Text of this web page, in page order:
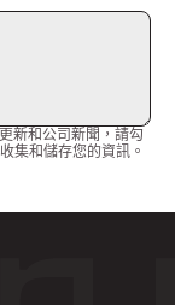
新和公司新聞，請勾
集和儲存您的資訊。